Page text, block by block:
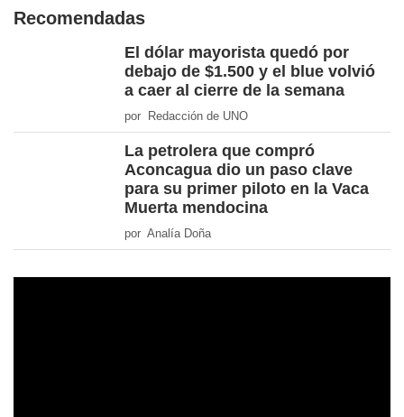
Recomendadas
El dólar mayorista quedó por
debajo de $1.500 y el blue volvió
a caer al cierre de la semana
por Redacción de UNO
La petrolera que compró
Aconcagua dio un paso clave
para su primer piloto en la Vaca
Muerta mendocina
por Analía Doña